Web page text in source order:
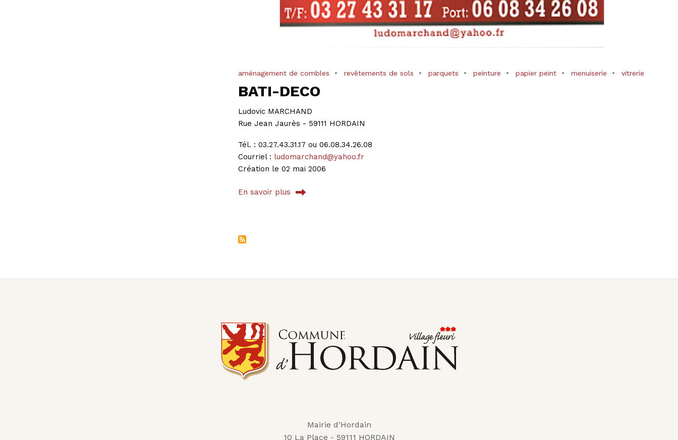
aménagement de combles revêtements de sols parquets peinture papier peint menuiserie vitrerie
BATI-DECO
Ludovic MARCHAND
Rue Jean Jaurès - 59111 HORDAIN
Tél. : 03.27.43.31.17 ou 06.08.34.26.08
Courriel : ludomarchand@yahoo.fr
Création le 02 mai 2006
En savoir plus
sur BATI-DECO
Mairie d’Hordain
10 La Place - 59111 HORDAIN